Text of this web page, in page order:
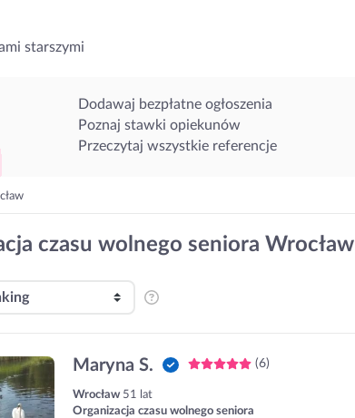
starszymi
Dodawaj bezpłatne ogłoszenia
Poznaj stawki opiekunów
Przeczytaj wszystkie referencje
czasu wolnego seniora Wrocław
Maryna S. (6)
Wrocław51 lat
Organizacja czasu wolnego seniora